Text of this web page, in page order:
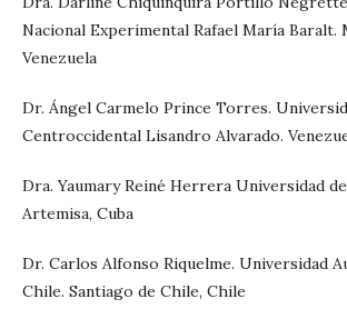
Nacional Experimental Rafael María Baralt.
Venezuela
Dr. Ángel Carmelo Prince Torres.
Centroccidental Lisandro Alvarado.
Dra. Yaumary Reiné Herrera Universidad
Artemisa, Cuba
Dr. Carlos Alfonso Riquelme. Universidad
Chile. Santiago de Chile, Chile